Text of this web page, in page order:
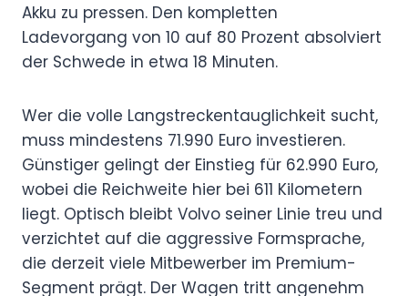
Akku zu pressen. Den kompletten
Ladevorgang von 10 auf 80 Prozent absolviert
der Schwede in etwa 18 Minuten.
Wer die volle Langstreckentauglichkeit sucht,
muss mindestens 71.990 Euro investieren.
Günstiger gelingt der Einstieg für 62.990 Euro,
wobei die Reichweite hier bei 611 Kilometern
liegt. Optisch bleibt Volvo seiner Linie treu und
verzichtet auf die aggressive Formsprache,
die derzeit viele Mitbewerber im Premium-
Segment prägt. Der Wagen tritt angenehm